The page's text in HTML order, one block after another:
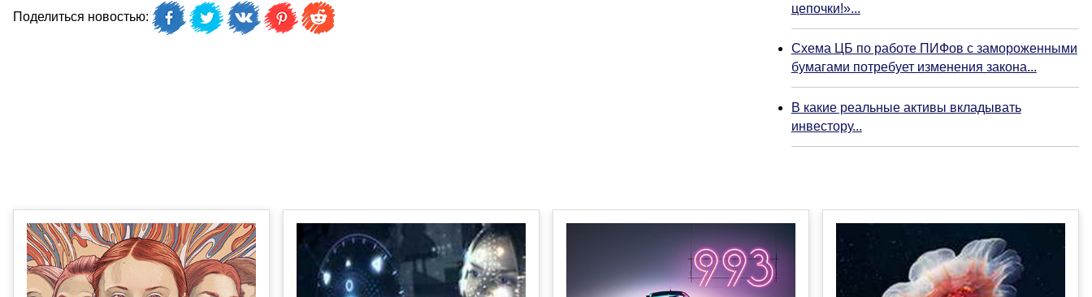
Поделиться новостью:
цепочки!»...
Схема ЦБ по работе ПИФов с замороженными
бумагами потребует изменения закона...
В какие реальные активы вкладывать
инвестору...